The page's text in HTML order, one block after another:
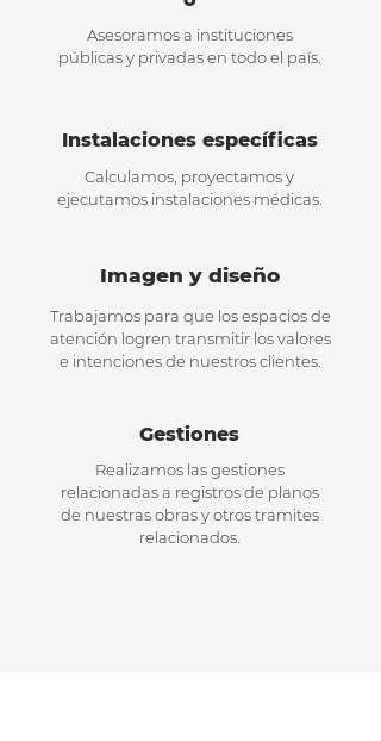
Asesoramos a instituciones
públicas y privadas en todo el país.
Instalaciones específicas
Calculamos, proyectamos y
ejecutamos instalaciones médicas.
Imagen y diseño
Trabajamos para que los espacios de
atención logren transmitir los valores
e intenciones de nuestros clientes.
Gestiones
Realizamos las gestiones
relacionadas a registros de planos
de nuestras obras y otros tramites
relacionados.